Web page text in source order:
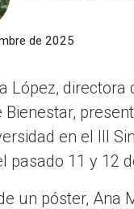
de 2025
López, directora
Bienestar,
en el III
pasado 11 y 12
un póster, Ana